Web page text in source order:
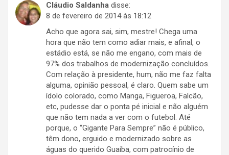
Cláudio Saldanha disse:
8 de fevereiro de 2014 às 18:12
Acho que agora sai, sim, mestre! Chega uma
hora que não tem como adiar mais, e afinal, o
estádio está, se não me engano, com mais de
97% dos trabalhos de modernização concluídos.
Com relação à presidente, hum, não me faz falta
alguma, opinião pessoal, é claro. Quem sabe um
ídolo colorado, como Manga, Figueroa, Falcão,
etc, pudesse dar o ponta pé inicial e não alguém
que não tem nada a ver com o futebol. Até
porque, o “Gigante Para Sempre” não é público,
têm dono, erguido e modernizado sobre as
águas do querido Guaíba, com patrocínio de